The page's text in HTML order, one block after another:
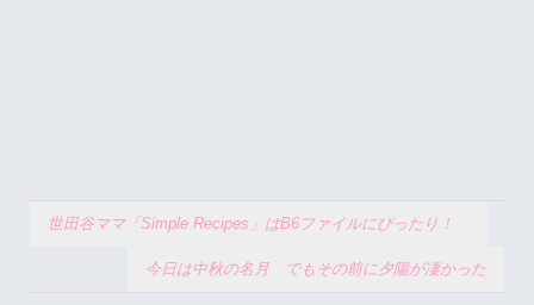
世田谷ママ「Simple Recipes」はB6ファイルにぴったり！
今日は中秋の名月 でもその前に夕陽が凄かった